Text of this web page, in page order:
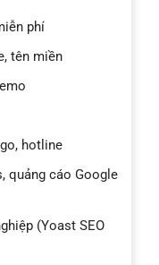
phí
tên miền
hotline
quảng cáo Google
(Yoast SEO